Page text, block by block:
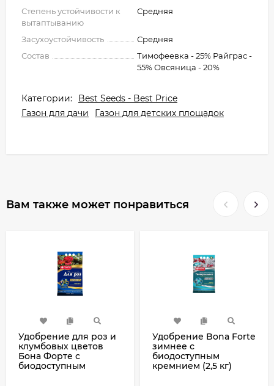
Степень устойчивости к
вытаптыванию
Средняя
Засухоустойчивость
Средняя
Состав
Тимофеевка - 25% Райграс -
55% Овсяница - 20%
Категории:
Best Seeds - Best Price
Газон для дачи
Газон для детских площадок
Вам также может понравиться
Удобрение для роз и
клумбовых цветов
Бона Форте с
биодоступным
Удобрение Bona Forte
зимнее с
биодоступным
кремнием (2,5 кг)